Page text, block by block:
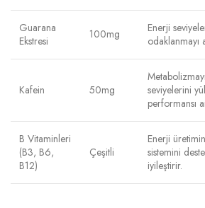
Guarana
Ekstresi
100mg
Enerji
odaklanmayı
Kafein 50mg
seviyelerini
performansı
B Vitaminleri
(B3, B6,
B12)
Çeşitli
Enerji
sistemini
iyileştirir.